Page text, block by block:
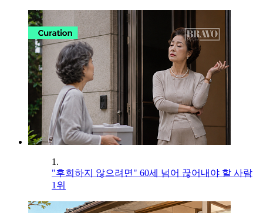
1.
"후회하지 않으려면" 60세 넘어 끊어내야 할 사람
1위